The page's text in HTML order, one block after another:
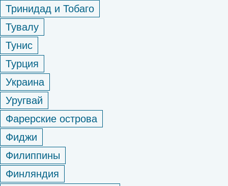
Тринидад и Тобаго
Тувалу
Тунис
Турция
Украина
Уругвай
Фарерские острова
Фиджи
Филиппины
Финляндия